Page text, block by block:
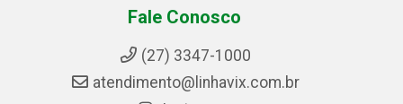
Fale Conosco
(27) 3347-1000
atendimento@linhavix.com.br